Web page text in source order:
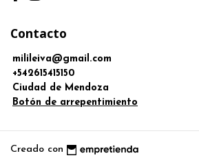
Contacto
milileiva@gmail.com
+542615415150
Ciudad de Mendoza
Botón de arrepentimiento
Creado con